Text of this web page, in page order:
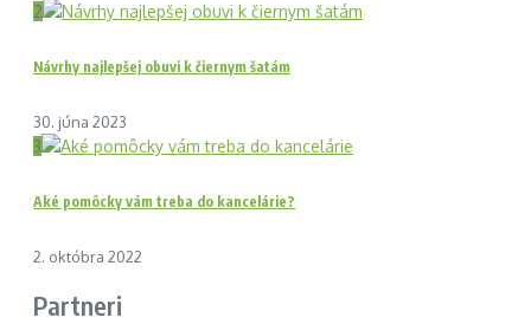
2
Návrhy najlepšej obuvi k čiernym šatám
30. júna 2023
3
Aké pomôcky vám treba do kancelárie?
2. októbra 2022
Partneri